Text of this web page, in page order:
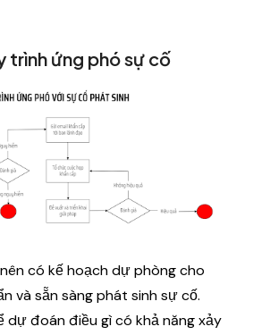
trình ứng phó sự cố
có kế hoạch dự phòng cho
và sẵn sàng phát sinh sự cố.
dự đoán điều gì có khả năng xảy